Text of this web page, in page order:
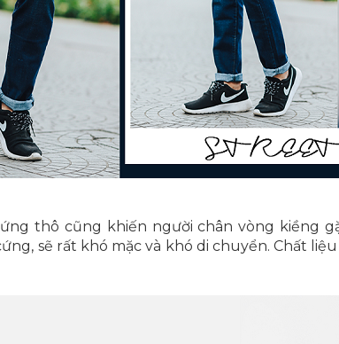
thô cũng khiến người chân vòng kiềng
sẽ rất khó mặc và khó di chuyển. Chất liệu